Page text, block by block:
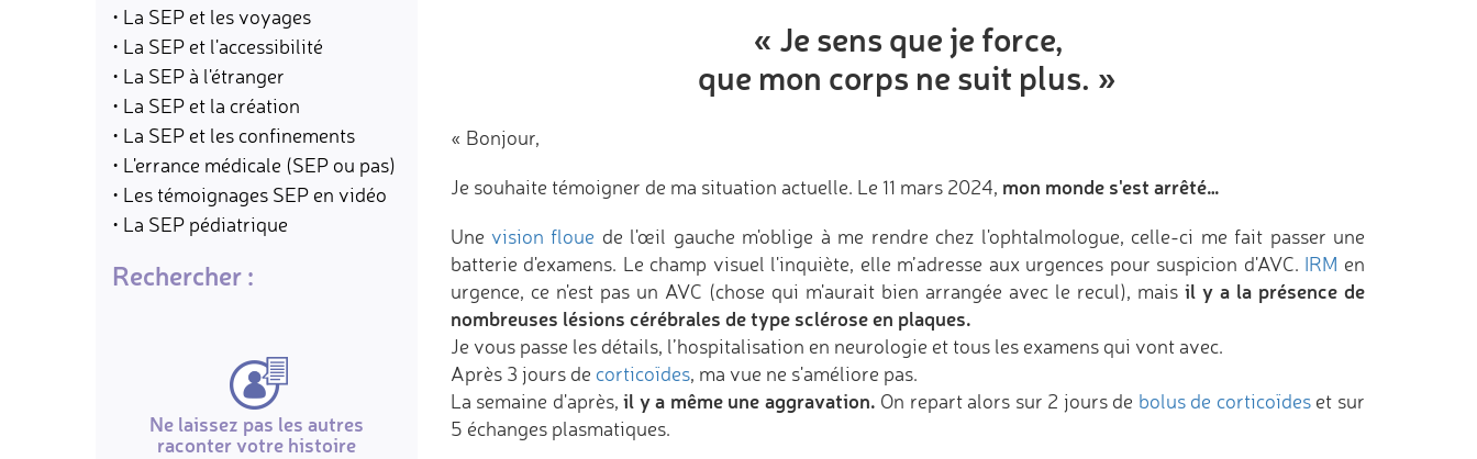
• La SEP et les voyages
• La SEP et l'accessibilité
• La SEP à l'étranger
• La SEP et la création
• La SEP et les confinements
• L'errance médicale (SEP ou pas)
• Les témoignages SEP en vidéo
• La SEP pédiatrique
Rechercher :
Ne laissez pas les autres
raconter votre histoire
« Je sens que je force,
que mon corps ne suit plus. »
« Bonjour,
Je souhaite témoigner de ma situation actuelle. Le 11 mars 2024, mon monde s'est arrêté…
Une vision floue de l'œil gauche m'oblige à me rendre chez l'ophtalmologue, celle-ci me fait passer une
batterie d'examens. Le champ visuel l'inquiète, elle m’adresse aux urgences pour suspicion d'AVC. IRM en
urgence, ce n'est pas un AVC (chose qui m'aurait bien arrangée avec le recul), mais il y a la présence de
nombreuses lésions cérébrales de type sclérose en plaques.
Je vous passe les détails, l’hospitalisation en neurologie et tous les examens qui vont avec.
Après 3 jours de corticoïdes, ma vue ne s'améliore pas.
La semaine d'après,il y a même une aggravation. On repart alors sur 2 jours de bolus de corticoïdeset sur
5 échanges plasmatiques.